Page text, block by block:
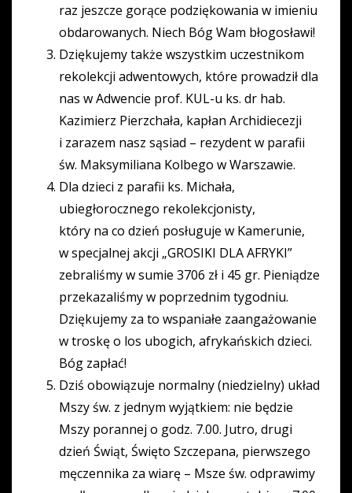
raz jeszcze gorące podziękowania w imieniu
obdarowanych. Niech Bóg Wam błogosławi!
Dziękujemy także wszystkim uczestnikom
rekolekcji adwentowych, które prowadził dla
nas w Adwencie prof. KUL-u ks. dr hab.
Kazimierz Pierzchała, kapłan Archidiecezji
i zarazem nasz sąsiad – rezydent w parafii
św. Maksymiliana Kolbego w Warszawie.
Dla dzieci z parafii ks. Michała,
ubiegłorocznego rekolekcjonisty,
który na co dzień posługuje w Kamerunie,
w specjalnej akcji „GROSIKI DLA AFRYKI”
zebraliśmy w sumie 3706 zł i 45 gr. Pieniądze
przekazaliśmy w poprzednim tygodniu.
Dziękujemy za to wspaniałe zaangażowanie
w troskę o los ubogich, afrykańskich dzieci.
Bóg zapłać!
Dziś obowiązuje normalny (niedzielny) układ
Mszy św. z jednym wyjątkiem: nie będzie
Mszy porannej o godz. 7.00. Jutro, drugi
dzień Świąt, Święto Szczepana, pierwszego
męczennika za wiarę – Msze św. odprawimy